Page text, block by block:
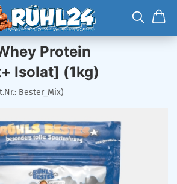
Protein
Isolat] (1kg)
Bester_Mix)